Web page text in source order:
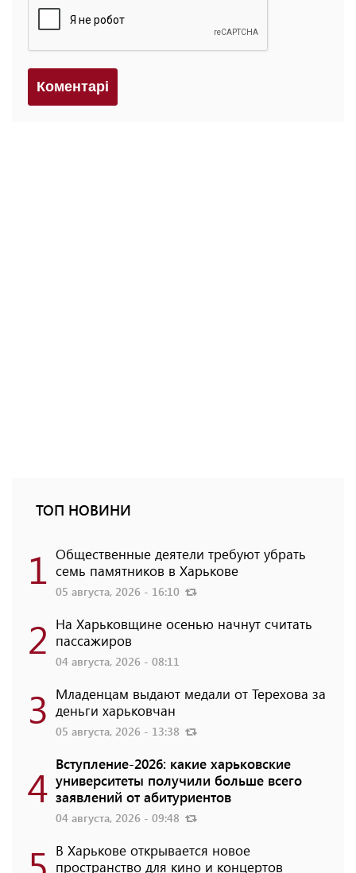
Коментарi
ТОП НОВИНИ
1 Общественные деятели требуют убрать
семь памятников в Харькове
05 августа, 2026 - 16:10
2 На Харьковщине осенью начнут считать
пассажиров
04 августа, 2026 - 08:11
3 Младенцам выдают медали от Терехова за
деньги харьковчан
05 августа, 2026 - 13:38
4 Вступление-2026: какие харьковские
университеты получили больше всего
заявлений от абитуриентов
04 августа, 2026 - 09:48
В Харькове открывается новое
пространство для кино и концертов